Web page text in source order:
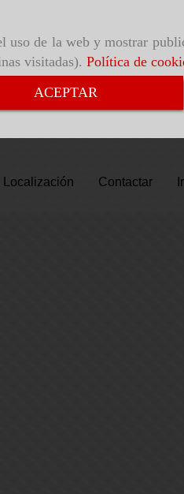
uso de la web y mostrar
visitadas). Política de
ACEPTAR
Localización Contactar